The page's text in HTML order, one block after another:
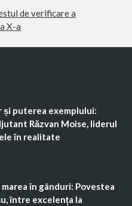
de verificare a
X-a
și puterea exemplului:
Răzvan Moise, liderul
în realitate
în gânduri: Povestea
între excelența la